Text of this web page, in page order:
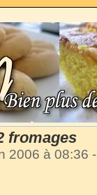
fromages
2006 à 08:36 -